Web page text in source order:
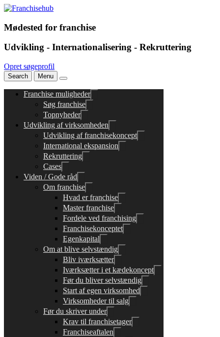
Mødested for franchise
Udvikling - Internationalisering - Rekruttering
Opret søgeprofil
Search Menu
Franchise muligheder
Søg franchise
Topnyheder
Udvikling af virksomheden
Udvikling af franchisekoncept
International ekspansion
Rekruttering
Cases
Viden / Gode råd
Om franchise
Hvad er franchise
Master franchise
Fordele ved franchising
Franchisekonceptet
Egenkapital
Om at blive selvstændig
Bliv iværksætter
Iværksætter i et kædekoncept
Før du bliver selvstændig
Start af egen virksomhed
Virksomheder til salg
Før du skriver under
Krav til franchisetager
Franchiseaftalen